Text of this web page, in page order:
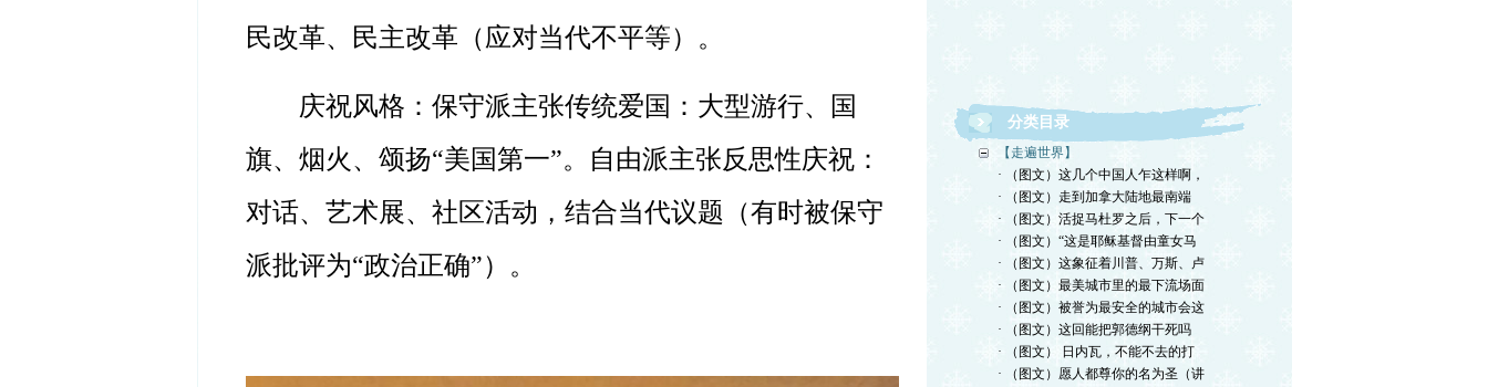
民改革、民主改革（应对当代不平等）。
庆祝风格：保守派主张传统爱国：大型游行、国
旗、烟火、颂扬“美国第一”。自由派主张反思性庆祝：
对话、艺术展、社区活动，结合当代议题（有时被保守
派批评为“政治正确”）。
分类目录
【走遍世界】
· （图文）这几个中国人乍这样啊，
· （图文）走到加拿大陆地最南端
· （图文）活捉马杜罗之后，下一个
· （图文）“这是耶稣基督由童女马
· （图文）这象征着川普、万斯、卢
· （图文）最美城市里的最下流场面
· （图文）被誉为最安全的城市会这
· （图文）这回能把郭德纲干死吗
· （图文） 日内瓦，不能不去的打
· （图文）愿人都尊你的名为圣（讲